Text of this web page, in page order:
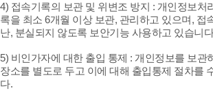
4) 접속기록의 보관 및 위변조 방지 : 개인정보처
록을 최소 6개월 이상 보관, 관리하고 있으며, 접
난, 분실되지 않도록 보안기능 사용하고 있습니
5) 비인가자에 대한 출입 통제 : 개인정보를 보관
장소를 별도로 두고 이에 대해 출입통제 절차를
다.